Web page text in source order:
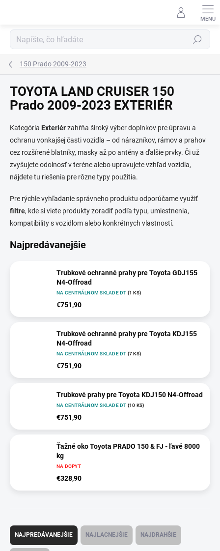
Hľadať
150 Prado 2009-2023
TOYOTA LAND CRUISER 150
Prado 2009-2023 EXTERIÉR
Kategória Exteriérzahŕňa široký výber doplnkov pre úpravu a
ochranu vonkajšej časti vozidla – od nárazníkov, rámov a prahov
cez rozšírené blatníky, masky až po antény a ďalšie prvky. Či už
zvyšujete odolnosť v teréne alebo upravujete vzhľad vozidla,
nájdete tu riešenia pre rôzne typy použitia.
Pre rýchle vyhľadanie správneho produktu odporúčame využiť
filtre, kde si viete produkty zoradiť podľa typu, umiestnenia,
kompatibility s vozidlom alebo konkrétnych vlastností.
Najpredávanejšie
Trubkové ochranné prahy pre Toyota GDJ155
N4-Offroad
NA CENTRÁLNOM SKLADE DT (1 KS)
€751,90
Trubkové ochranné prahy pre Toyota KDJ155
N4-Offroad
NA CENTRÁLNOM SKLADE DT (7 KS)
€751,90
Trubkové prahy pre Toyota KDJ150 N4-Offroad
NA CENTRÁLNOM SKLADE DT (10 KS)
€751,90
Ťažné oko Toyota PRADO 150 & FJ - ľavé 8000
kg
NA DOPYT
€328,90
R
d
NAJPREDÁVANEJŠIE NAJLACNEJŠIE NAJDRAHŠIE